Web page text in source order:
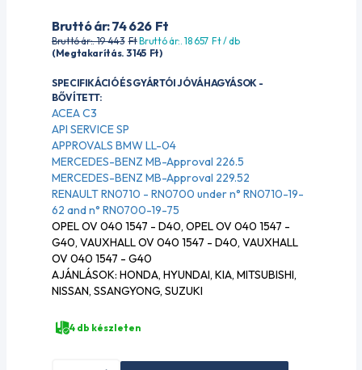
Bruttó ár: 74 626 Ft
Bruttó ár:. 19 443 FtBruttó ár:. 18 657 Ft/ db
(Megtakarítás. 3 145 Ft)
SPECIFIKÁCIÓ ÉS GYÁRTÓI JÓVÁHAGYÁSOK -
BŐVÍTETT:
ACEA C3
API SERVICE SP
APPROVALS BMW LL-04
MERCEDES-BENZ MB-Approval 226.5
MERCEDES-BENZ MB-Approval 229.52
RENAULT RN0710 - RN0700 under n° RN0710-19-
62 and n° RN0700-19-75
OPEL OV 040 1547 - D40, OPEL OV 040 1547 -
G40, VAUXHALL OV 040 1547 - D40, VAUXHALL
OV 040 1547 - G40
AJÁNLÁSOK: HONDA, HYUNDAI, KIA, MITSUBISHI,
NISSAN, SSANGYONG, SUZUKI
4 db készleten